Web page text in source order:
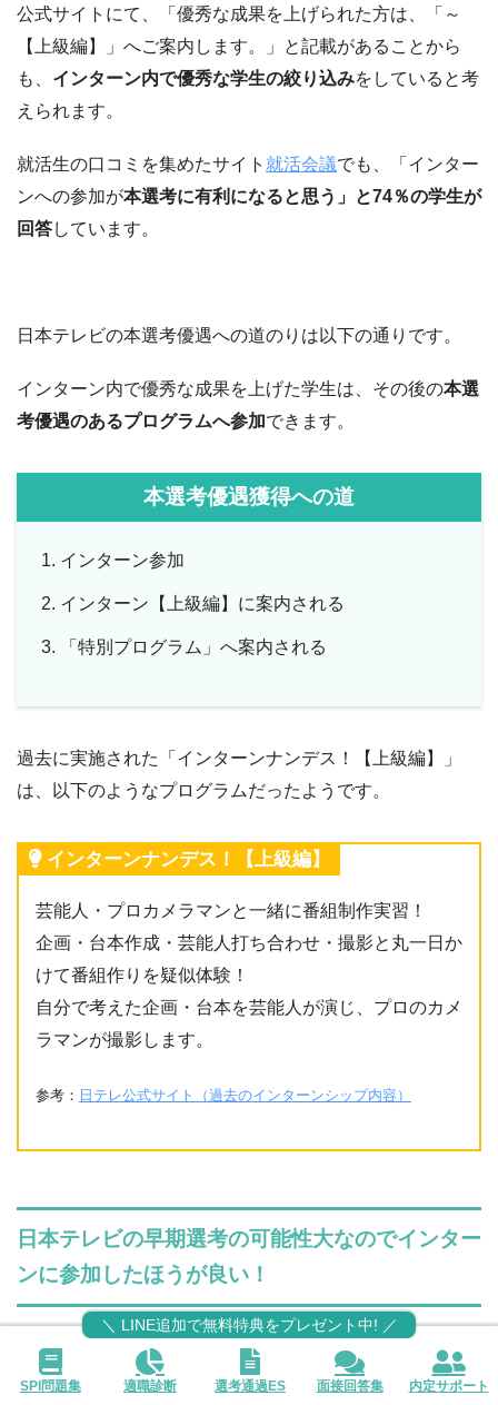
公式サイトにて、「優秀な成果を上げられた方は、「～
【上級編】」へご案内します。」と記載があることから
も、 インターン内で優秀な学生の絞り込みをしていると考
えられます。
就活生の口コミを集めたサイト 就活会議でも、「インター
ンへの参加が本選考に有利になると思う」と74％の学生が
回答しています。
日本テレビの本選考優遇への道のりは以下の通りです。
インターン内で優秀な成果を上げた学生は、その後の本選
考優遇のあるプログラムへ参加できます。
本選考優遇獲得への道
インターン参加
インターン【上級編】に案内される
「特別プログラム」へ案内される
過去に実施された「インターンナンデス！【上級編】」
は、以下のようなプログラムだったようです。
インターンナンデス！【上級編】
芸能人・プロカメラマンと一緒に番組制作実習！
企画・台本作成・芸能人打ち合わせ・撮影と丸一日か
けて番組作りを疑似体験！
自分で考えた企画・台本を芸能人が演じ、プロのカメ
ラマンが撮影します。
参考： 日テレ公式サイト（過去のインターンシップ内容）
日本テレビの早期選考の可能性大なのでインター
ンに参加したほうが良い！
早期選考についての具体的なデータは得られませんでし
た。
SPI問題集 適職診断 選考通過ES 面接回答集 内定サポート
＼ LINE追加で無料特典をプレゼント中! ／